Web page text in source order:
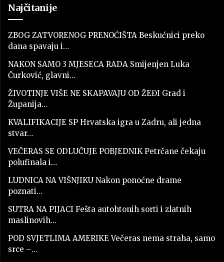
Najčitanije
ZBOG ZATVORENOG PRENOĆIŠTA Beskućnici preko
dana spavaju i…
NAKON SAMO 3 MJESECA RADA Smijenjen Luka
Čurković, glavni…
ŽIVOTINJE VIŠE NE SKAPAVAJU OD ŽEĐI Grad i
Županija…
KVALIFIKACIJE SP Hrvatska igra u Zadru, ali jedna
stvar…
VEČERAS SE ODLUČUJE POBJEDNIK Petrčane čekaju
polufinala i…
LUDNICA NA VIŠNJIKU Nakon ponoćne drame
poznati…
SUTRA NA PIJACI Fešta autohtonih sorti i zlatnih
maslinovih…
POD SVJETLIMA AMERIKE Večeras nema straha, samo
srce –…